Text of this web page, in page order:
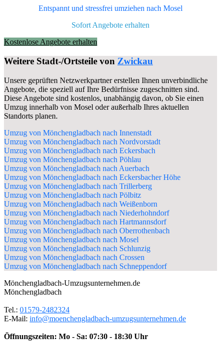
Entspannt und stressfrei umziehen nach Mosel
Sofort Angebote erhalten
Kostenlose Angebote erhalten
Weitere Stadt-/Ortsteile von Zwickau
Unsere geprüften Netzwerkpartner erstellen Ihnen unverbindliche
Angebote, die speziell auf Ihre Bedürfnisse zugeschnitten sind.
Diese Angebote sind kostenlos, unabhängig davon, ob Sie einen
Umzug innerhalb von Mosel oder außerhalb Ihres aktuellen
Standorts planen.
Umzug von Mönchengladbach nach Innenstadt
Umzug von Mönchengladbach nach Nordvorstadt
Umzug von Mönchengladbach nach Eckersbach
Umzug von Mönchengladbach nach Pöhlau
Umzug von Mönchengladbach nach Auerbach
Umzug von Mönchengladbach nach Eckersbacher Höhe
Umzug von Mönchengladbach nach Trillerberg
Umzug von Mönchengladbach nach Pölbitz
Umzug von Mönchengladbach nach Weißenborn
Umzug von Mönchengladbach nach Niederhohndorf
Umzug von Mönchengladbach nach Hartmannsdorf
Umzug von Mönchengladbach nach Oberrothenbach
Umzug von Mönchengladbach nach Mosel
Umzug von Mönchengladbach nach Schlunzig
Umzug von Mönchengladbach nach Crossen
Umzug von Mönchengladbach nach Schneppendorf
Mönchengladbach-Umzugsunternehmen.de
Mönchengladbach
Tel.: 01579-2482324
E-Mail: info@moenchengladbach-umzugsunternehmen.de
Öffnungszeiten: Mo - Sa: 07:30 - 18:30 Uhr